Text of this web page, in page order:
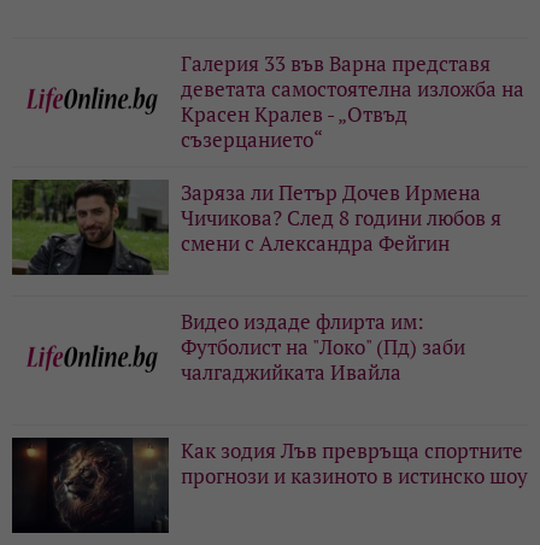
Галерия 33 във Варна представя
деветата самостоятелна изложба на
Красен Кралев - „Отвъд
съзерцанието“
Заряза ли Петър Дочев Ирмена
Чичикова? След 8 години любов я
смени с Александра Фейгин
Видео издаде флирта им:
Футболист на "Локо" (Пд) заби
чалгаджийката Ивайла
Как зодия Лъв превръща спортните
прогнози и казиното в истинско шоу